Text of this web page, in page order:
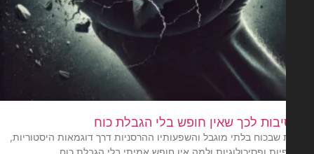
לכך שאין חופש בלי הגבלת כוח
שבכוח בלתי מוגבל והשפעותיו ההרסניות דרך דוגמאות היסטוריות,